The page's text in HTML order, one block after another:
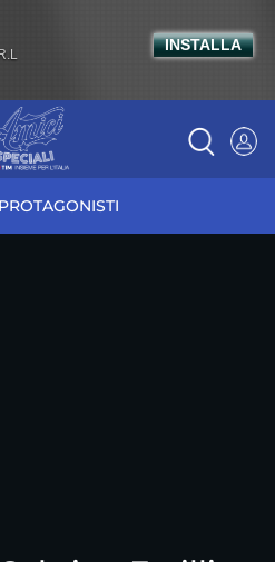
PROTAGONISTI
INSTALLA